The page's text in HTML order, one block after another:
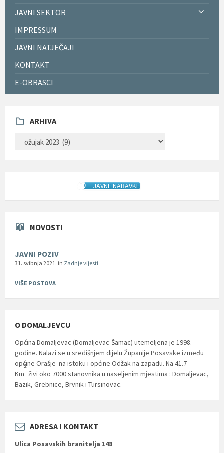
JAVNI SEKTOR
IMPRESSUM
JAVNI NATJEČAJI
KONTAKT
E-OBRASCI
ARHIVA
JAVNE NABAVKE
NOVOSTI
JAVNI POZIV
31. svibnja 2021. in Zadnje vijesti
VIŠE POSTOVA
O DOMALJEVCU
Općina Domaljevac (Domaljevac-Šamac) utemeljena je 1998.
godine. Nalazi se u središnjem dijelu Županije Posavske između
općine Orašje na istoku i općine Odžak na zapadu. Na 41.7
Km
2
živi oko 7000 stanovnika u naseljenim mjestima : Domaljevac,
Bazik, Grebnice, Brvnik i Tursinovac.
ADRESA I KONTAKT
Ulica Posavskih branitelja 148